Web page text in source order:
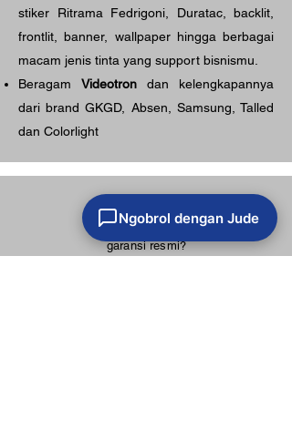
stiker Ritrama Fedrigoni, Duratac, backlit,
frontlit, banner, wallpaper hingga berbagai
macam jenis tinta yang support bisnismu.
Beragam Videotron dan kelengkapannya
dari brand GKGD, Absen, Samsung, Talled
dan Colorlight
beli mesin printing
tekstil dengan
garansi resmi?
Ngobrol dengan Jude